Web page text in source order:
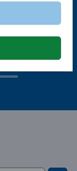
Wasser
Warum?